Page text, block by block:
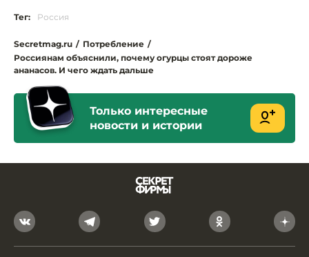
Тег: Россия
Secretmag.ru / Потребление /
Россиянам объяснили, почему огурцы стоят дороже
ананасов. И чего ждать дальше
Только интересные
новости и истории